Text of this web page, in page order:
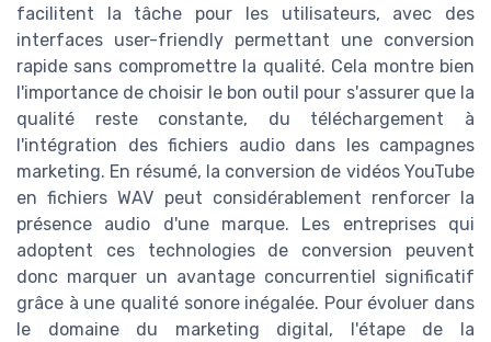
facilitent la tâche pour les utilisateurs, avec des
interfaces user-friendly permettant une conversion
rapide sans compromettre la qualité. Cela montre bien
l'importance de choisir le bon outil pour s'assurer que la
qualité reste constante, du téléchargement à
l'intégration des fichiers audio dans les campagnes
marketing. En résumé, la conversion de vidéos YouTube
en fichiers WAV peut considérablement renforcer la
présence audio d'une marque. Les entreprises qui
adoptent ces technologies de conversion peuvent
donc marquer un avantage concurrentiel significatif
grâce à une qualité sonore inégalée. Pour évoluer dans
le domaine du marketing digital, l'étape de la